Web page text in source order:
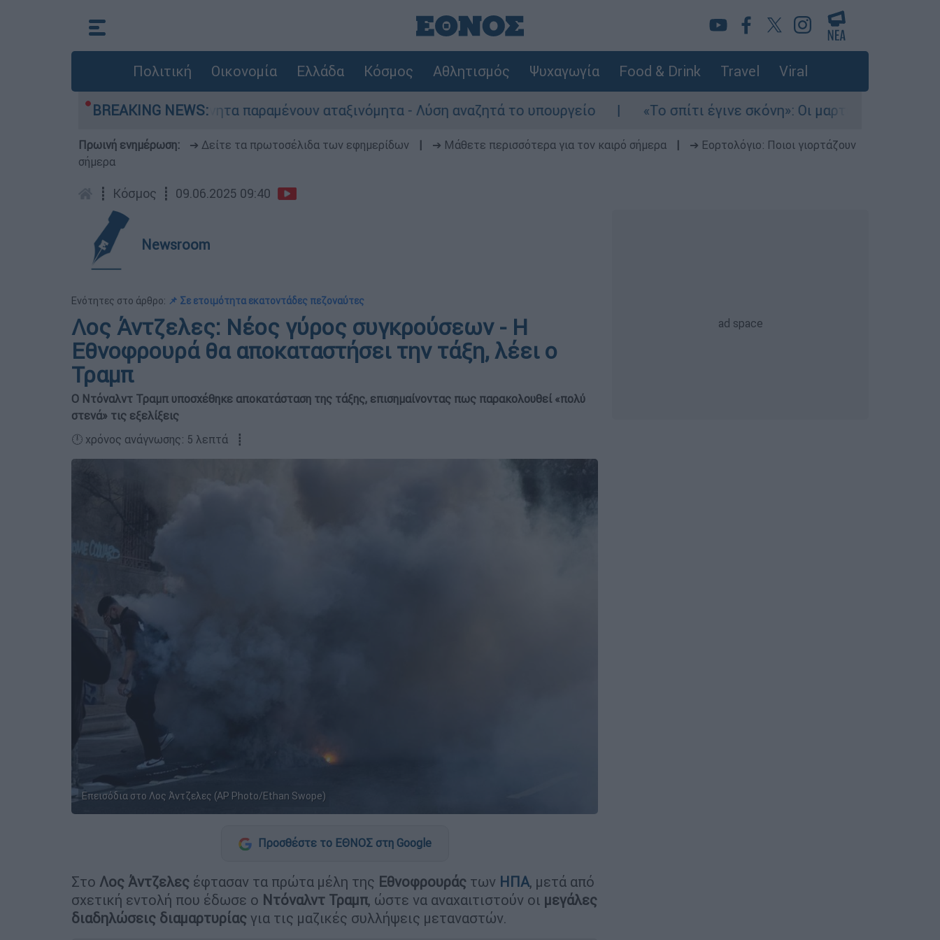
Πολιτική Οικονομία Ελλάδα Κόσμος Αθλητισμός Ψυχαγωγία Food & Drink Travel Viral
BREAKING NEWS:
Χιλιάδες αυτοκίνητα παραμένουν αταξινόμητα - Λύση αναζητά το υπουργείο «Το σπίτι έγινε σκόνη»: Οι μαρτυρίες Αμερικανών που
Πρωινή ενημέρωση: ➔ Δείτε τα πρωτοσέλιδα των εφημερίδων ➔ Μάθετε περισσότερα για τον καιρό σήμερα
➔ Εορτολόγιο: Ποιοι γιορτάζουν
σήμερα
┋ Κόσμος ┋ 09.06.2025 09:40
Newsroom
Ενότητες στο άρθρο: 📌 Σε ετοιμότητα εκατοντάδες πεζοναύτες
Λος Άντζελες: Νέος γύρος συγκρούσεων - Η
Εθνοφρουρά θα αποκαταστήσει την τάξη, λέει ο
Τραμπ
Ο Ντόναλντ Τραμπ υποσχέθηκε αποκατάσταση της τάξης, επισημαίνοντας πως παρακολουθεί «πολύ
στενά» τις εξελίξεις
🕛 χρόνος ανάγνωσης: 5 λεπτά ┋
Επεισόδια στο Λος Άντζελες (AP Photo/Ethan Swope)
Προσθέστε το ΕΘΝΟΣ στη Google
Στο Λος Άντζελες έφτασαν τα πρώτα μέλη της Εθνοφρουράς των ΗΠΑ, μετά από
σχετική εντολή που έδωσε ο Ντόναλντ Τραμπ, ώστε να αναχαιτιστούν οι μεγάλες
διαδηλώσεις διαμαρτυρίας για τις μαζικές συλλήψεις μεταναστών.